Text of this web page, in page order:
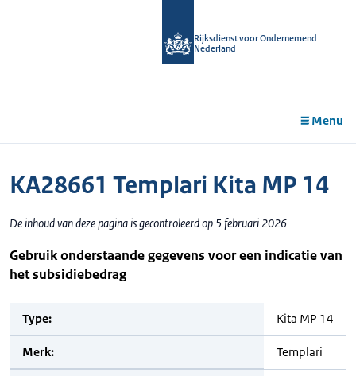
Rijksdienst voor Ondernemend
Nederland
Menu
KA28661 Templari Kita MP 14
De inhoud van deze pagina is gecontroleerd op 5 februari 2026
Gebruik onderstaande gegevens voor een indicatie van
het subsidiebedrag
Type: Kita MP 14
Merk: Templari